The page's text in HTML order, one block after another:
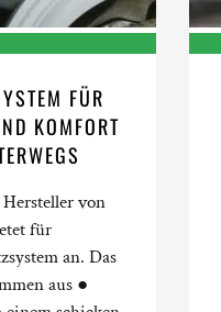
FÜR
KOMFORT
von
für
an. Das
aus ●